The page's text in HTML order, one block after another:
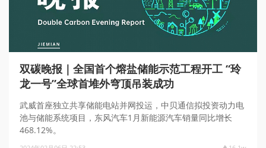
双碳晚报｜全国首个熔盐储能示范工程开工 “玲
龙一号”全球首堆外穹顶吊装成功
武威首座独立共享储能电站并网投运，中贝通信拟投资动力电
池与储能系统项目，东风汽车1月新能源汽车销量同比增长
468.12%。